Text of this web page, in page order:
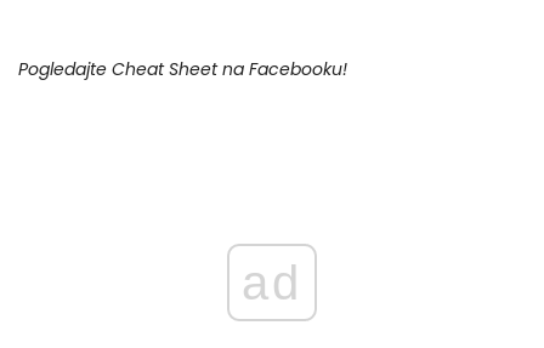
Pogledajte Cheat Sheet na Facebooku!
ad